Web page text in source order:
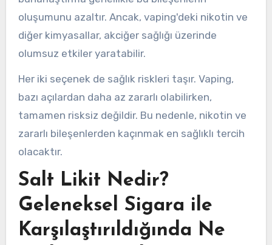
oluşumunu azaltır. Ancak, vaping'deki nikotin ve
diğer kimyasallar, akciğer sağlığı üzerinde
olumsuz etkiler yaratabilir.
Her iki seçenek de sağlık riskleri taşır. Vaping,
bazı açılardan daha az zararlı olabilirken,
tamamen risksiz değildir. Bu nedenle, nikotin ve
zararlı bileşenlerden kaçınmak en sağlıklı tercih
olacaktır.
Salt Likit Nedir?
Geleneksel Sigara ile
Karşılaştırıldığında Ne